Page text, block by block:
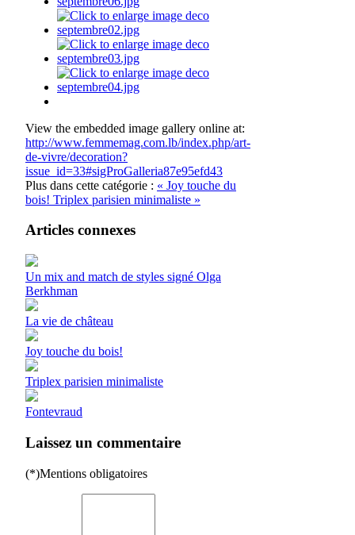
View the embedded image gallery online at:
http://www.femmemag.com.lb/index.php/art-
de-vivre/decoration?
issue_id=33#sigProGalleria87e95efd43
Plus dans cette catégorie : « Joy touche du
bois! Triplex parisien minimaliste »
Articles connexes
Un mix and match de styles signé Olga
Berkhman
La vie de château
Joy touche du bois!
Triplex parisien minimaliste
Fontevraud
Laissez un commentaire
(*)Mentions obligatoires